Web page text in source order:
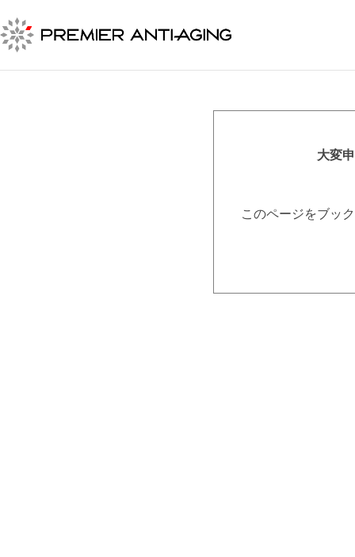
大変
このページをブッ